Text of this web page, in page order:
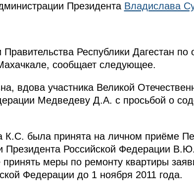
Президента Владислава
Республики Дагестан
сообщает следующее.
вдова участника Великой
Медведеву Д.А. с просьбой о
К.С. была принята на личном приёме
Президента Российской Федерации
меры по ремонту квартиры
Федерации до 1 ноября 2011 года.